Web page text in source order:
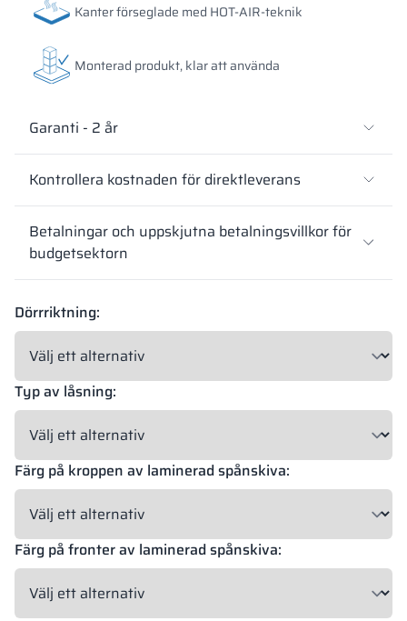
Kanter förseglade med HOT-AIR-teknik
Monterad produkt, klar att använda
Garanti - 2 år
Kontrollera kostnaden för direktleverans
Betalningar och uppskjutna betalningsvillkor för
budgetsektorn
Dörrriktning:
Typ av låsning:
Färg på kroppen av laminerad spånskiva:
Färg på fronter av laminerad spånskiva: